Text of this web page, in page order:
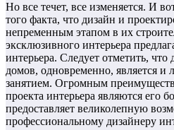
Но все течет, все изменяется. И
того факта, что дизайн и
непременным этапом в их
эксклюзивного интерьера
интерьера. Следует отметить, что
домов, одновременно, является и
занятием. Огромным
проекта интерьера являются его
предоставляет великолепную
профессиональному дизайнеру